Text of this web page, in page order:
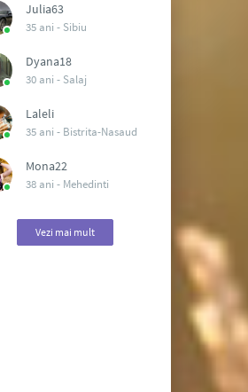
Julia63
35 ani - Sibiu
Dyana18
30 ani - Salaj
Laleli
35 ani - Bistrita-Nasaud
Mona22
38 ani - Mehedinti
Vezi mai mult